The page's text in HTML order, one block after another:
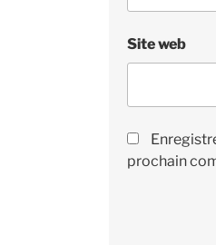
Site web
prochain